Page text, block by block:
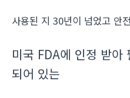
사용된 지 30년이 넘었고 안
미국 FDA에 인정 받아
되어 있는